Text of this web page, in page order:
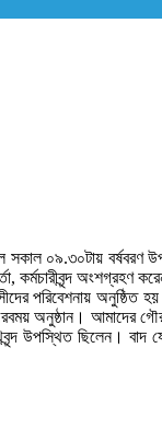
০৯.৩০টায় বর্ষবরণ
কর্মচারীবৃন্দ অংশগ্রহণ
পরিবেশনায় অনুষ্ঠিত
অনুষ্ঠান। আমাদের
উপস্থিত ছিলেন।